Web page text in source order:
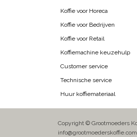
Koffie voor Horeca
Koffie voor Bedrijven
Koffie voor Retail
Koffiemachine keuzehulp
Customer service
Technische service
Huur koffiemateriaal
Copyright © Grootmoeders